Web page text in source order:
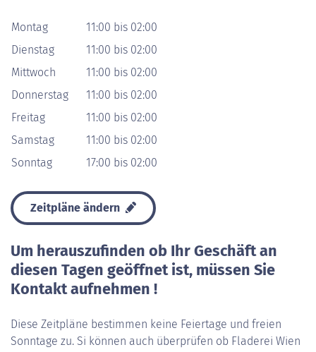
Montag
11:00 bis 02:00
Dienstag
11:00 bis 02:00
Mittwoch
11:00 bis 02:00
Donnerstag
11:00 bis 02:00
Freitag
11:00 bis 02:00
Samstag
11:00 bis 02:00
Sonntag
17:00 bis 02:00
Zeitpläne ändern
Um herauszufinden ob Ihr Geschäft an
diesen Tagen geöffnet ist, müssen Sie
Kontakt aufnehmen !
Diese Zeitpläne bestimmen keine Feiertage und freien
Sonntage zu. Si können auch überprüfen ob Fladerei Wien